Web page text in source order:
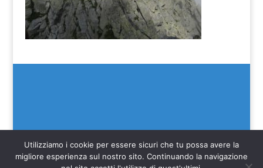
Utilizziamo i cookie per essere sicuri che tu possa avere la
migliore esperienza sul nostro sito. Continuando la navigazione